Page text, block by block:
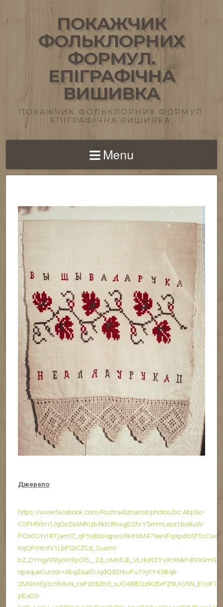
ПОКАЖЧИК
ФОЛЬКЛОРНИХ
ФОРМУЛ.
ЕПІГРАФІЧНА
ВИШИВКА
ПОКАЖЧИК ФОЛЬКЛОРНИХ ФОРМУЛ.
ЕПІГРАФІЧНА ВИШИВКА.
Menu
Джерело:
https://www.facebook.com/Rustradiznarod/photos/bc.Abp5o-
C5PHfxlnYLlqOs2sANfnzb9ktcRnxgD2hrY5mmLeoz1bo8uW-
KqQFmtrXV1LbFQICZCd_2uamI-
opaqueCursor=AbqZaaIOJqdQd2r6uFuYXjXY43Bqk-
pEaD0-